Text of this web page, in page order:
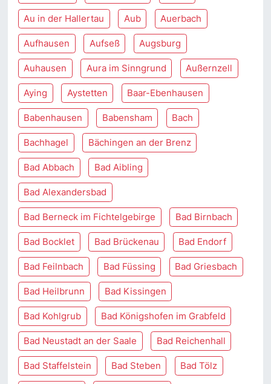
Au in der Hallertau Aub Auerbach
Aufhausen Aufseß Augsburg
Auhausen Aura im Sinngrund Außernzell
Aying Aystetten Baar-Ebenhausen
Babenhausen Babensham Bach
Bachhagel Bächingen an der Brenz
Bad Abbach Bad Aibling
Bad Alexandersbad
Bad Berneck im Fichtelgebirge Bad Birnbach
Bad Bocklet Bad Brückenau Bad Endorf
Bad Feilnbach Bad Füssing Bad Griesbach
Bad Heilbrunn Bad Kissingen
Bad Kohlgrub Bad Königshofen im Grabfeld
Bad Neustadt an der Saale Bad Reichenhall
Bad Staffelstein Bad Steben Bad Tölz